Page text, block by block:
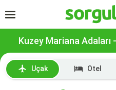
Kuzey Mariana
Uçak Otel